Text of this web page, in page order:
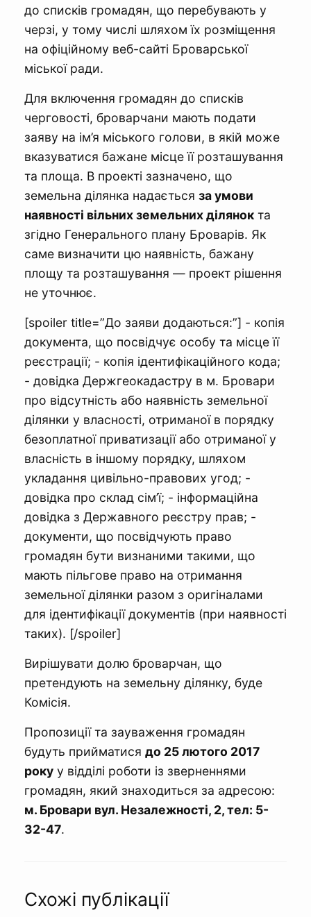
до списків громадян, що перебувають у
черзі, у тому числі шляхом їх розміщення
на офіційному веб-сайті Броварської
міської ради.
Для включення громадян до списків
черговості, броварчани мають подати
заяву на ім’я міського голови, в якій може
вказуватися бажане місце її розташування
та площа. В проекті зазначено, що
земельна ділянка надається за умови
наявності вільних земельних ділянок та
згідно Генерального плану Броварів. Як
саме визначити цю наявність, бажану
площу та розташування — проект рішення
не уточнює.
[spoiler title=”До заяви додаються:”] - копія
документа, що посвідчує особу та місце її
реєстрації; - копія ідентифікаційного кода;
- довідка Держгеокадастру в м. Бровари
про відсутність або наявність земельної
ділянки у власності, отриманої в порядку
безоплатної приватизації або отриманої у
власність в іншому порядку, шляхом
укладання цивільно-правових угод; -
довідка про склад сім’ї; - інформаційна
довідка з Державного реєстру прав; -
документи, що посвідчують право
громадян бути визнаними такими, що
мають пільгове право на отримання
земельної ділянки разом з оригіналами
для ідентифікації документів (при наявності
таких). [/spoiler]
Вирішувати долю броварчан, що
претендують на земельну ділянку, буде
Комісія.
Пропозиції та зауваження громадян
будуть прийматися до 25 лютого 2017
року у відділі роботи із зверненнями
громадян, який знаходиться за адресою:
м. Бровари вул. Незалежності, 2, тел: 5-
32-47.
Схожі публікації